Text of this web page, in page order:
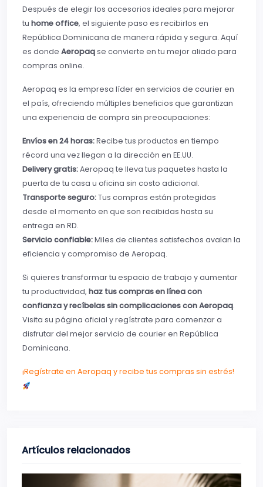
Después de elegir los accesorios ideales para mejorar
tu home office, el siguiente paso es recibirlos en
República Dominicana de manera rápida y segura. Aquí
es donde Aeropaqse convierte en tu mejor aliado para
compras online.
Aeropaq es la empresa líder en servicios de courier en
el país, ofreciendo múltiples beneficios que garantizan
una experiencia de compra sin preocupaciones:
Envíos en 24 horas:Recibe tus productos en tiempo
récord una vez llegan a la dirección en EE.UU.
Delivery gratis:Aeropaq te lleva tus paquetes hasta la
puerta de tu casa u oficina sin costo adicional.
Transporte seguro:Tus compras están protegidas
desde el momento en que son recibidas hasta su
entrega en RD.
Servicio confiable:Miles de clientes satisfechos avalan la
eficiencia y compromiso de Aeropaq.
Si quieres transformar tu espacio de trabajo y aumentar
tu productividad, haz tus compras en línea con
confianza y recíbelas sin complicaciones con Aeropaq.
Visita su página oficial y regístrate para comenzar a
disfrutar del mejor servicio de courier en República
Dominicana.
¡Regístrate en Aeropaq y recibe tus compras sin estrés!
Artículos relacionados